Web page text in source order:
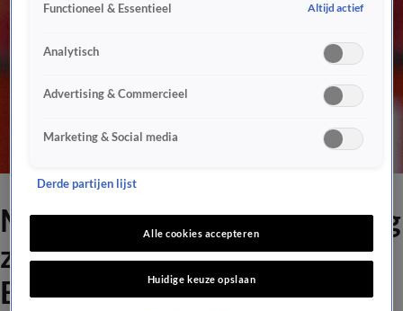
Manchester United voorlopig
zonder besmette verdediger
Bailly
Functioneel & Essentieel Altijd actief
Analytisch
Advertising & Commercieel
Marketing & Social media
Derde partijen lijst
Alle cookies accepteren
Huidige keuze opslaan